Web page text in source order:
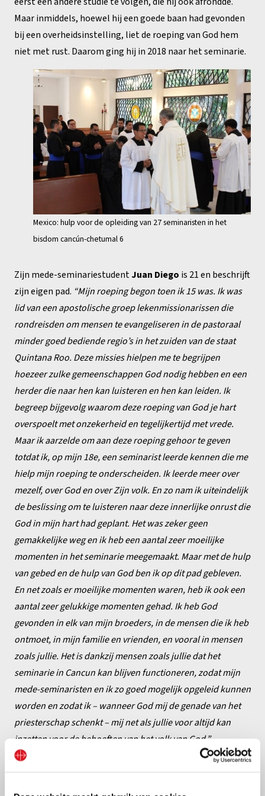
Maar inmiddels, hoewel hij een goede baan had gevonden
bij een overheidsinstelling, liet de roeping van God hem
niet met rust. Daarom ging hij in 2018 naar het seminarie.
Mexico: hulp voor de opleiding van 27 seminaristen in het
bisdom cancún-chetumal 6
Zijn mede-seminariestudentJuan Diego is 21 en beschrijft
zijn eigen pad. “Mijn roeping begon toen ik 15 was. Ik was
lid van een apostolische groep lekenmissionarissen die
rondreisden om mensen te evangeliseren in de pastoraal
minder goed bediende regio’s in het zuiden van de staat
Quintana Roo. Deze missies hielpen me te begrijpen
hoezeer zulke gemeenschappen God nodig hebben en een
herder die naar hen kan luisteren en hen kan leiden. Ik
begreep bijgevolg waarom deze roeping van God je hart
overspoelt met onzekerheid en tegelijkertijd met vrede.
Maar ik aarzelde om aan deze roeping gehoor te geven
totdat ik, op mijn 18e, een seminarist leerde kennen die me
hielp mijn roeping te onderscheiden. Ik leerde meer over
mezelf, over God en over Zijn volk. En zo nam ik uiteindelijk
de beslissing om te luisteren naar deze innerlijke onrust die
God in mijn hart had geplant. Het was zeker geen
gemakkelijke weg en ik heb een aantal zeer moeilijke
momenten in het seminarie meegemaakt. Maar met de hulp
van gebed en de hulp van God ben ik op dit pad gebleven.
En net zoals er moeilijke momenten waren, heb ik ook een
aantal zeer gelukkige momenten gehad. Ik heb God
gevonden in elk van mijn broeders, in de mensen die ik heb
ontmoet, in mijn familie en vrienden, en vooral in mensen
zoals jullie. Het is dankzij mensen zoals jullie dat het
seminarie in Cancun kan blijven functioneren, zodat mijn
mede-seminaristen en ik zo goed mogelijk opgeleid kunnen
worden en zodat ik – wanneer God mij de genade van het
priesterschap schenkt – mij net als jullie voor altijd kan
inzetten voor de behoeften van het volk van God.”